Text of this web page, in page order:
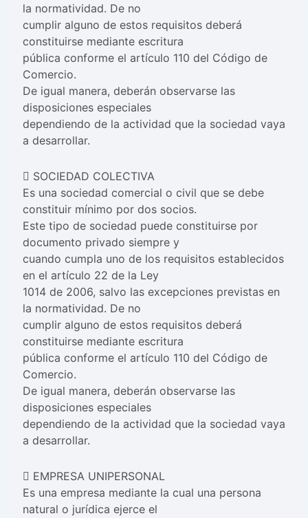
la normatividad. De no
cumplir alguno de estos requisitos deberá
constituirse mediante escritura
pública conforme el artículo 110 del Código de
Comercio.
De igual manera, deberán observarse las
disposiciones especiales
dependiendo de la actividad que la sociedad vaya
a desarrollar.
 SOCIEDAD COLECTIVA
Es una sociedad comercial o civil que se debe
constituir mínimo por dos socios.
Este tipo de sociedad puede constituirse por
documento privado siempre y
cuando cumpla uno de los requisitos establecidos
en el artículo 22 de la Ley
1014 de 2006, salvo las excepciones previstas en
la normatividad. De no
cumplir alguno de estos requisitos deberá
constituirse mediante escritura
pública conforme el artículo 110 del Código de
Comercio.
De igual manera, deberán observarse las
disposiciones especiales
dependiendo de la actividad que la sociedad vaya
a desarrollar.
 EMPRESA UNIPERSONAL
Es una empresa mediante la cual una persona
natural o jurídica ejerce el